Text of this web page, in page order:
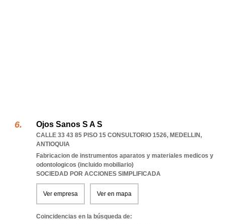
Ojos Sanos S A S
CALLE 33 43 85 PISO 15 CONSULTORIO 1526, MEDELLIN,
ANTIOQUIA
Fabricacion de instrumentos aparatos y materiales medicos y
odontologicos (incluido mobiliario)
SOCIEDAD POR ACCIONES SIMPLIFICADA
Ver empresa Ver en mapa
Coincidencias en la búsqueda de: